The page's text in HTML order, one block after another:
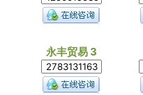
永丰贸易 3